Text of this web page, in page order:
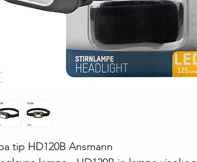
tip HD120B Ansmann